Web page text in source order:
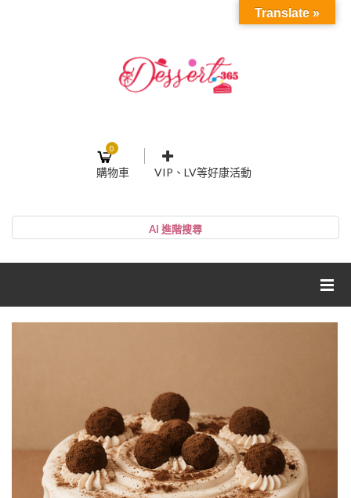
0
購物車 VIP、LV等好康活動
帳號
記住我
忘記密碼 註冊
網紅媽咪蛋糕心得分享
Translate »